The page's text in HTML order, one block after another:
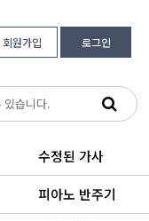
회원가입 로그인
수정된 가사
피아노 반주기